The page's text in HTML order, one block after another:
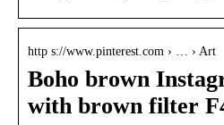
http s://www.pinterest.com › … › Art
Boho brown
with brown filter